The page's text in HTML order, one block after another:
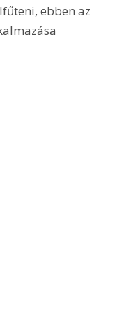
ebben az